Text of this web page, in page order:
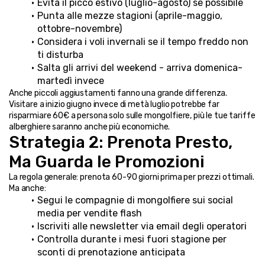
Evita il picco estivo (luglio-agosto) se possibile
Punta alle mezze stagioni (aprile-maggio,
ottobre-novembre)
Considera i voli invernali se il tempo freddo non
ti disturba
Salta gli arrivi del weekend - arriva domenica-
martedì invece
Anche piccoli aggiustamenti fanno una grande differenza.
Visitare a inizio giugno invece di metà luglio potrebbe far
risparmiare 60€ a persona solo sulle mongolfiere, più le tue tariffe
alberghiere saranno anche più economiche.
Strategia 2: Prenota Presto,
Ma Guarda le Promozioni
La regola generale: prenota 60-90 giorni prima per prezzi ottimali.
Ma anche:
Segui le compagnie di mongolfiere sui social
media per vendite flash
Iscriviti alle newsletter via email degli operatori
Controlla durante i mesi fuori stagione per
sconti di prenotazione anticipata